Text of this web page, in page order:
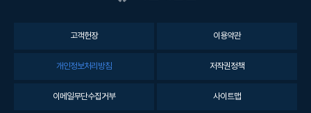
고객헌장 이용약관
개인정보처리방침 저작권정책
이메일무단수집거부 사이트맵